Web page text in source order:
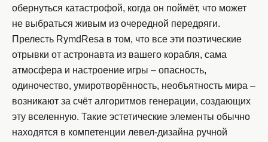
обернуться катастрофой, когда он поймёт, что может
не выбраться живым из очередной передряги.
Прелесть RymdResa в том, что все эти поэтические
отрывки от астронавта из вашего корабля, сама
атмосфера и настроение игры – опасность,
одиночество, умиротворённость, необъятность мира –
возникают за счёт алгоритмов генерации, создающих
эту вселенную. Такие эстетические элементы обычно
находятся в компетенции левел-дизайна ручной